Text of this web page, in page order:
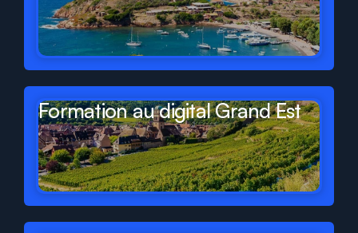
Formation au digital Grand Est